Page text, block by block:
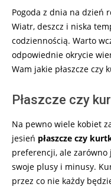
Pogoda z dnia na dzień
Wiatr, deszcz i niska
codziennością. Warto
odpowiednie okrycie
Wam jakie płaszcze czy
Płaszcze czy
Na pewno wiele kobiet
jesień płaszcze czy
preferencji, ale
swoje plusy i minusy.
przez co nie każdy